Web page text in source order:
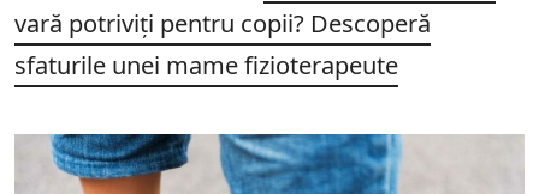
vară potriviți pentru copii? Descoperă
sfaturile unei mame fizioterapeute